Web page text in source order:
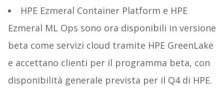
HPE Ezmeral Container Platform e HPE
Ezmeral ML Ops sono ora disponibili in versione
beta come servizi cloud tramite HPE GreenLake
e accettano clienti per il programma beta, con
disponibilità generale prevista per il Q4 di HPE.